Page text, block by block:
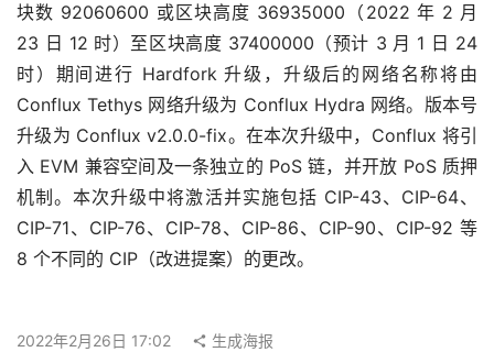
块数 92060600 或区块高度 36935000（2022 年 2 月
23 日 12 时）至区块高度 37400000（预计 3 月 1 日 24
时）期间进行 Hardfork 升级，升级后的网络名称将由
Conflux Tethys 网络升级为 Conflux Hydra 网络。版本号
升级为 Conflux v2.0.0-fix。在本次升级中，Conflux 将引
入 EVM 兼容空间及一条独立的 PoS 链，并开放 PoS 质押
机制。本次升级中将激活并实施包括 CIP-43、CIP-64、
CIP-71、CIP-76、CIP-78、CIP-86、CIP-90、CIP-92 等
8 个不同的 CIP（改进提案）的更改。
2022年2月26日 17:02 生成海报